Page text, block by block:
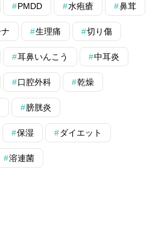
PMDD 水疱瘡 鼻茸
生理痛 切り傷
耳鼻いんこう 中耳炎
口腔外科 乾燥
膀胱炎
保湿 ダイエット
溶連菌